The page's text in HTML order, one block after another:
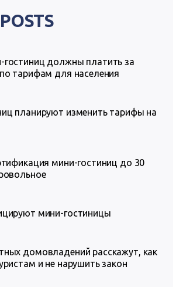
должны платить за
тарифам для населения
планируют изменить тарифы на
мини-гостиниц до 30
мини-гостиницы
домовладений расскажут, как
и не нарушить закон